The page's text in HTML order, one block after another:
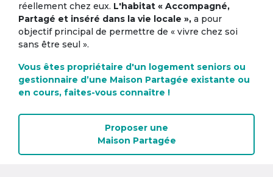
réellement chez eux. L'habitat « Accompagné,
Partagé et inséré dans la vie locale », a pour
objectif principal de permettre de « vivre chez soi
sans être seul ».
Vous êtes propriétaire d'un logement seniors ou
gestionnaire d’une Maison Partagée existante ou
en cours, faites-vous connaître !
Proposer une
Maison Partagée